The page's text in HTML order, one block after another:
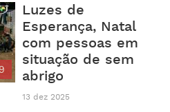
Luzes de
Esperança, Natal
com pessoas em
situação de sem
abrigo
13 dez 2025